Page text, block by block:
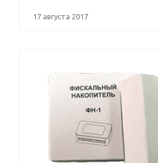
17 августа 2017